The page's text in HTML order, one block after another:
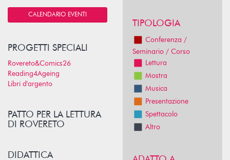
CALENDARIO EVENTI
PROGETTI SPECIALI
Rovereto&Comics26
Reading4Ageing
Libri d'argento
PATTO PER LA LETTURA
DI ROVERETO
DIDATTICA
TIPOLOGIA
Conferenza /
Seminario / Corso
Lettura
Mostra
Musica
Presentazione
Spettacolo
Altro